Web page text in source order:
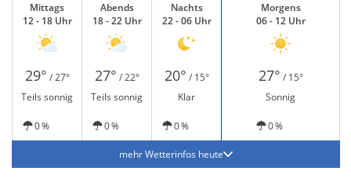
Mittags
12 - 18 Uhr
Abends
18 - 22 Uhr
Nachts
22 - 06 Uhr
Morgens
06 - 12 Uhr
29° / 27° 27° / 22° 20° / 15° 27° / 15°
Teils sonnig
Teils sonnig Klar Sonnig
0 % 0 % 0 % 0 %
mehr Wetterinfos heute